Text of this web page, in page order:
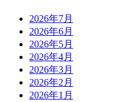
2026年7月
2026年6月
2026年5月
2026年4月
2026年3月
2026年2月
2026年1月